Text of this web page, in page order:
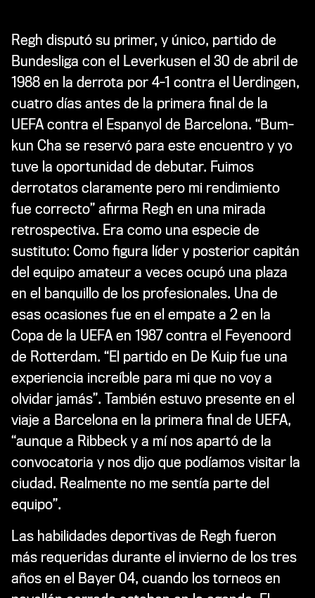
Regh disputó su primer, y único, partido de
Bundesliga con el Leverkusen el 30 de abril de
1988 en la derrota por 4-1 contra el Uerdingen,
cuatro días antes de la primera final de la
UEFA contra el Espanyol de Barcelona. “Bum-
kun Cha se reservó para este encuentro y yo
tuve la oportunidad de debutar. Fuimos
derrotatos claramente pero mi rendimiento
fue correcto” afirma Regh en una mirada
retrospectiva. Era como una especie de
sustituto: Como figura líder y posterior capitán
del equipo amateur a veces ocupó una plaza
en el banquillo de los profesionales. Una de
esas ocasiones fue en el empate a 2 en la
Copa de la UEFA en 1987 contra el Feyenoord
de Rotterdam. “El partido en De Kuip fue una
experiencia increíble para mi que no voy a
olvidar jamás”. También estuvo presente en el
viaje a Barcelona en la primera final de UEFA,
“aunque a Ribbeck y a mí nos apartó de la
convocatoria y nos dijo que podíamos visitar la
ciudad. Realmente no me sentía parte del
equipo”.
Las habilidades deportivas de Regh fueron
más requeridas durante el invierno de los tres
años en el Bayer 04, cuando los torneos en